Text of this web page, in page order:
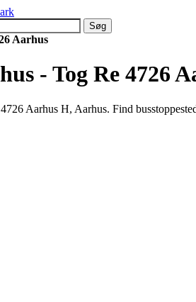
Aarhus
- Tog Re 4726
Aarhus H, Aarhus. Find